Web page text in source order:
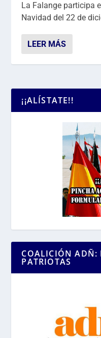
La Falange participa
Navidad del 22 de
LEER MÁS
¡¡ALÍSTATE!!
COALICIÓN ADÑ:
PATRIOTAS